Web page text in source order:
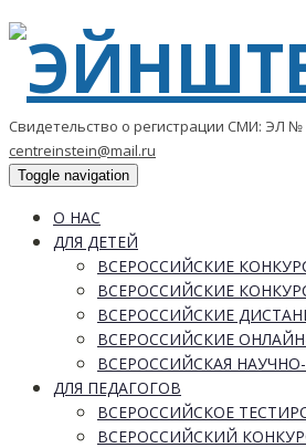
Свидетельство о регистрации СМИ: ЭЛ №
centreinstein@mail.ru
Toggle navigation
О НАС
ДЛЯ ДЕТЕЙ
ВСЕРОССИЙСКИЕ
ВСЕРОССИЙСКИЕ
ВСЕРОССИЙСКИЕ
ВСЕРОССИЙСКИЕ
ВСЕРОССИЙСКАЯ
ДЛЯ ПЕДАГОГОВ
ВСЕРОССИЙСКОЕ
ВСЕРОССИЙСКИЙ